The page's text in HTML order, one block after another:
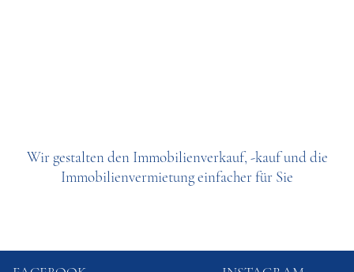
Wir gestalten den Immobilienverkauf, -kauf und die
Immobilienvermietung einfacher für Sie